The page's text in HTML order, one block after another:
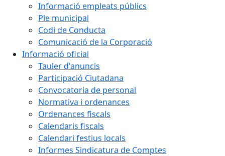
Informació empleats públics
Ple municipal
Codi de Conducta
Comunicació de la Corporació
Informació oficial
Tauler d'anuncis
Participació Ciutadana
Convocatoria de personal
Normativa i ordenances
Ordenances fiscals
Calendaris fiscals
Calendari festius locals
Informes Sindicatura de Comptes